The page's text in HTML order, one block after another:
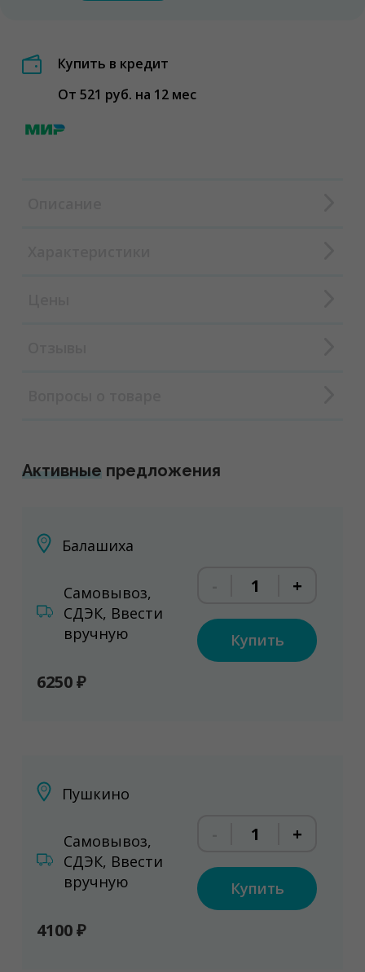
Купить в кредит
От 521 руб. на 12 мес
Активные предложения
Балашиха
Самовывоз,
СДЭК, Ввести
вручную
6250 ₽
+
Купить
Пушкино
Самовывоз,
СДЭК, Ввести
вручную
4100 ₽
+
Купить